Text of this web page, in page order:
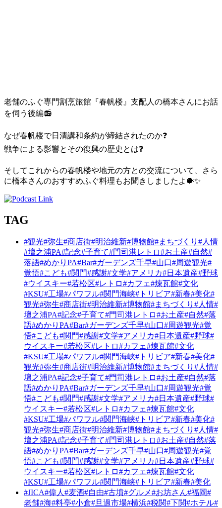
老舗のふぐ専門割烹旅館『春帆楼』支配人の橋本さんにお話
を伺う後編📻
なぜ春帆楼で日清講和条約が締結されたのか❓
戦争による影響とその復興の歴史とは❓
そしてこれからの春帆楼や地元の方との交流について、さら
に橋本さんのおすすめふぐ料理もお聞きしましたよ 🐡✨
TAG
#観光#弥生#商店街#明治維新#博物館#まちづくり #人情
#壇之浦PA#記念#子育て#門司港レトロ#お土産#自然#
落語#めかりPA#Bar#ガーデンズ千早#山口#周遊観光#
覚悟#こども#関門#感謝#文学#アメリカ#日本遺産#野球
#ウイスキー#若松区#レトロ#カフェ#煉瓦館#文化
#KSU#工場#パワフル#関門海峡#トリビア#新春#美化#
観光#弥生#商店街#明治維新#博物館#まちづくり #人情#
壇之浦PA#記念#子育て#門司港レトロ#お土産#自然#落
語#めかりPA#Bar#ガーデンズ千早#山口#周遊観光#覚
悟#こども#関門#感謝#文学#アメリカ#日本遺産#野球#
ウイスキー#若松区#レトロ#カフェ#煉瓦館#文化
#KSU#工場#パワフル#関門海峡#トリビア#新春#美化#
観光#弥生#商店街#明治維新#博物館#まちづくり #人情#
壇之浦PA#記念#子育て#門司港レトロ#お土産#自然#落
語#めかりPA#Bar#ガーデンズ千早#山口#周遊観光#覚
悟#こども#関門#感謝#文学#アメリカ#日本遺産#野球#
ウイスキー#若松区#レトロ#カフェ#煉瓦館#文化
#KSU#工場#パワフル#関門海峡#トリビア#新春#美化#
観光#弥生#商店街#明治維新#博物館#まちづくり #人情#
壇之浦PA#記念#子育て#門司港レトロ#お土産#自然#落
語#めかりPA#Bar#ガーデンズ千早#山口#周遊観光#覚
悟#こども#関門#感謝#文学#アメリカ#日本遺産#野球#
ウイスキー#若松区#レトロ#カフェ#煉瓦館#文化
#KSU#工場#パワフル#関門海峡#トリビア#新春#美化
#JICA#偉人 #麦酒#自由#古墳#グルメ#お坊さん#福岡#
老舗#海#料亭#小倉#旦過市場#横浜#税関#下関#ホテル#